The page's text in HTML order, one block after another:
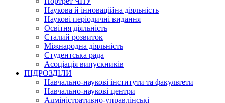
Наукова й інноваційна діяльність
Наукові періодичні видання
Освітня діяльність
Сталий розвиток
Міжнародна діяльність
Студентська рада
Асоціація випускників
ПІДРОЗДІЛИ
Навчально-наукові інститути та факультети
Навчально-наукові центри
Адміністративно-управлінські